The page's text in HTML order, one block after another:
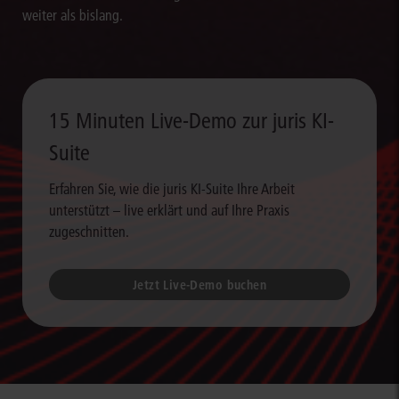
weiter als bislang.
15 Minuten Live-Demo zur juris KI-
Suite
Erfahren Sie, wie die juris KI-Suite Ihre Arbeit
unterstützt – live erklärt und auf Ihre Praxis
zugeschnitten.
Jetzt Live-Demo buchen